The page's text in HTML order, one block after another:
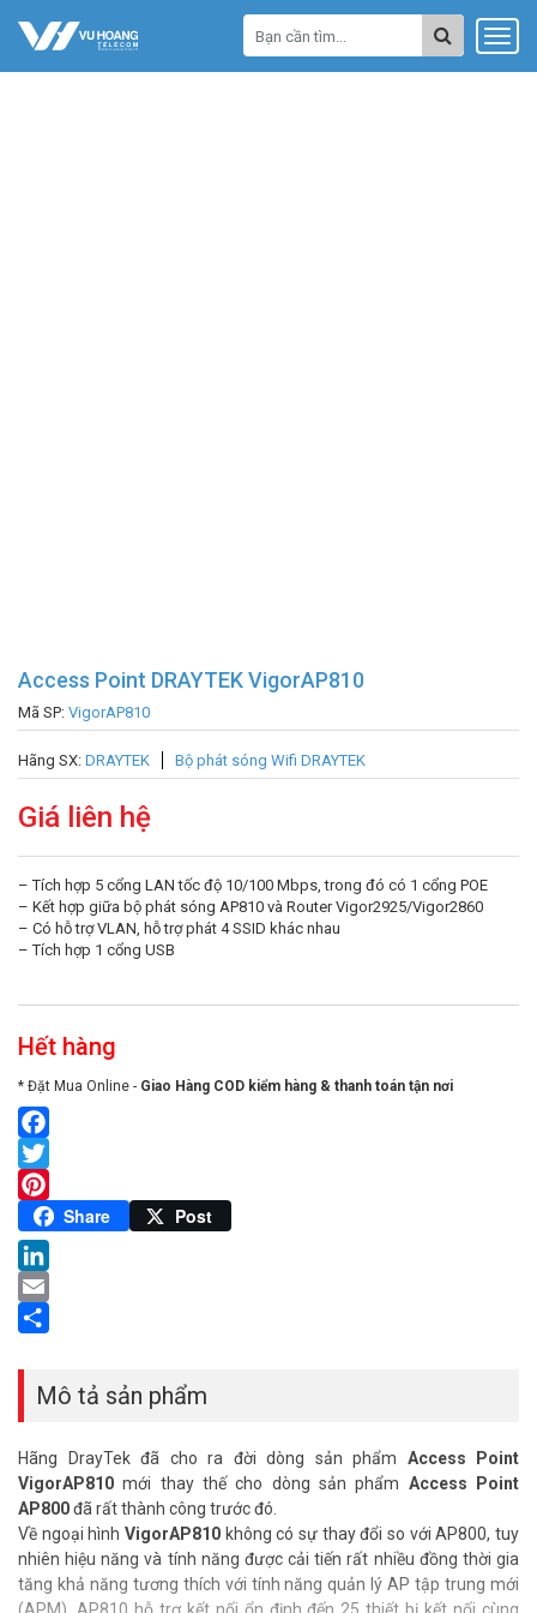
Access Point DRAYTEK VigorAP810
Mã SP: VigorAP810
Hãng SX: DRAYTEK Bộ phát sóng Wifi DRAYTEK
Giá liên hệ
– Tích hợp 5 cổng LAN tốc độ 10/100 Mbps, trong đó có 1 cổng POE
– Kết hợp giữa bộ phát sóng AP810 và Router Vigor2925/Vigor2860
– Có hỗ trợ VLAN, hỗ trợ phát 4 SSID khác nhau
– Tích hợp 1 cổng USB
Hết hàng
* Đặt Mua Online - Giao Hàng COD kiểm hàng & thanh toán tận nơi
Facebook
Twitter
Pinterest
Share Post
LinkedIn
Email
Mô tả sản phẩm
Hãng DrayTek đã cho ra đời dòng sản phẩm Access Point
VigorAP810 mới thay thế cho dòng sản phẩm Access Point
AP800đã rất thành công trước đó.
Về ngoại hình VigorAP810 không có sự thay đổi so với AP800, tuy
nhiên hiệu năng và tính năng được cải tiến rất nhiều đồng thời gia
tăng khả năng tương thích với tính năng quản lý AP tập trung mới
(APM). AP810 hỗ trợ kết nối ổn định đến 25 thiết bị kết nối cùng